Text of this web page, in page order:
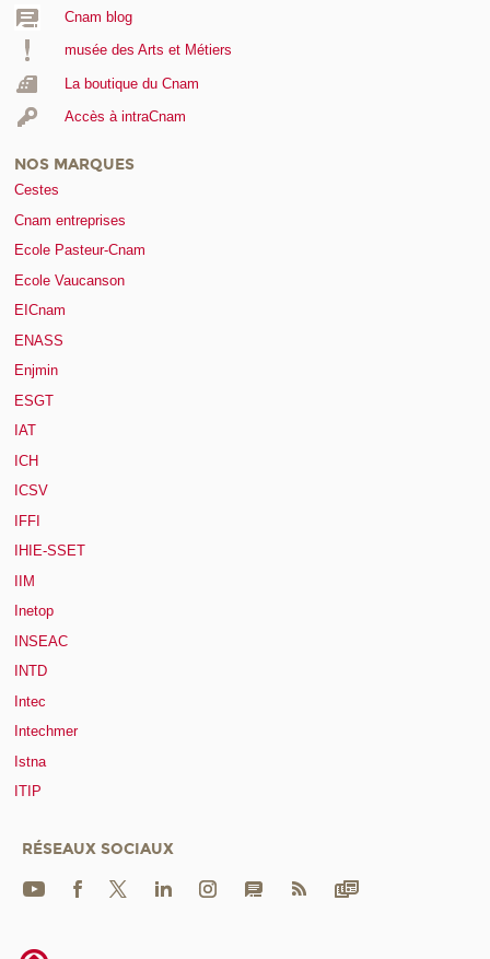
Cnam blog
musée des Arts et Métiers
La boutique du Cnam
Accès à intraCnam
NOS MARQUES
Cestes
Cnam entreprises
Ecole Pasteur-Cnam
Ecole Vaucanson
EICnam
ENASS
Enjmin
ESGT
IAT
ICH
ICSV
IFFI
IHIE-SSET
IIM
Inetop
INSEAC
INTD
Intec
Intechmer
Istna
ITIP
RÉSEAUX SOCIAUX